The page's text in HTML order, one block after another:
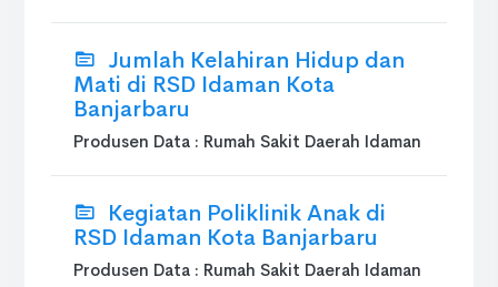
Jumlah Kelahiran Hidup dan
Mati di RSD Idaman Kota
Banjarbaru
Produsen Data : Rumah Sakit Daerah Idaman
Kegiatan Poliklinik Anak di
RSD Idaman Kota Banjarbaru
Produsen Data : Rumah Sakit Daerah Idaman